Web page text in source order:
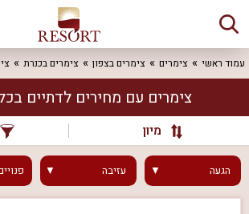
עמוד ראשי צימרים צימרים בצפון צימרים בכנרת
צימרים עם מחירים לדתיים
מיון
הגעה עזיבה